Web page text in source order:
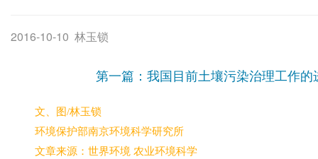
2016-10-10 林玉锁
第一篇：我国目前土壤污染治理工作的
文、图/林玉锁
环境保护部南京环境科学研究所
文章来源：世界环境 农业环境科学